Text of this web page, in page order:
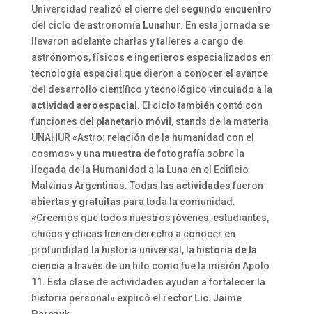
Universidad realizó el cierre del segundo encuentro
del ciclo de astronomía Lunahur. En esta jornada se
llevaron adelante charlas y talleres a cargo de
astrónomos, físicos e ingenieros especializados en
tecnología espacial que dieron a conocer el avance
del desarrollo científico y tecnológico vinculado a la
actividad aeroespacial . El ciclo también contó con
funciones del planetario móvil , stands de la materia
UNAHUR «Astro: relación de la humanidad con el
cosmos» y una muestra de fotografía sobre la
llegada de la Humanidad a la Luna en el Edificio
Malvinas Argentinas. Todas las actividades fueron
abiertas y gratuitas para toda la comunidad.
«Creemos que todos nuestros jóvenes, estudiantes,
chicos y chicas tienen derecho a conocer en
profundidad la historia universal, la historia de la
ciencia a través de un hito como fue la misión Apolo
11. Esta clase de actividades ayudan a fortalecer la
historia personal» explicó el rector Lic. Jaime